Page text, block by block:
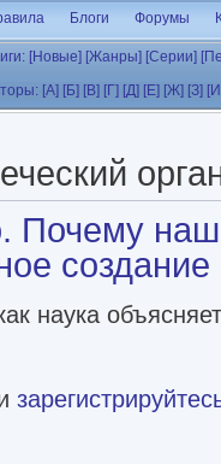
Блоги Форумы
[Новые] [Жанры] [Серии]
[А] [Б] [В] [Г] [Д] [Е] [Ж] [З]
Почему
наука
наше тело самое